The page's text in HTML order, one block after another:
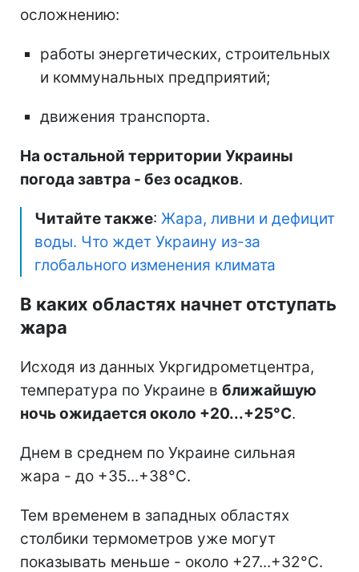
осложнению:
работы энергетических, строительных
и коммунальных предприятий;
движения транспорта.
На остальной территории Украины
погода завтра - без осадков.
Читайте также: Жара, ливни и дефицит
воды. Что ждет Украину из-за
глобального изменения климата
В каких областях начнет отступать
жара
Исходя из данных Укргидрометцентра,
температура по Украине в ближайшую
ночь ожидается около +20...+25°С.
Днем в среднем по Украине сильная
жара - до +35...+38°С.
Тем временем в западных областях
столбики термометров уже могут
показывать меньше - около +27...+32°С.